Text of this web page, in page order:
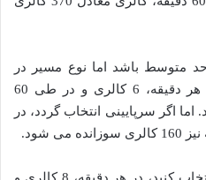
متوسط باشد اما نوع مسیر در
سربالایی انتخاب شود، به ازای هر دقیقه، 6 کالری و در طی 60
اما اگر سرپایینی انتخاب گردد، در